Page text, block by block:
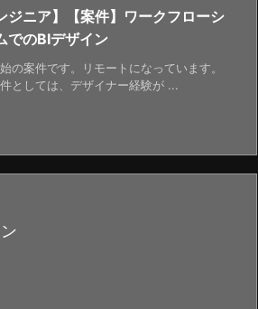
ジニア】【案件】ワークフローシ
でのBIデザイン
の案件です。リモートになっています。
としては、デザイナー経験が ...